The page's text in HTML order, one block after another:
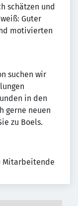
schätzen und
Guter
motivierten
suchen wir
in den
gerne neuen
zu Boels.
Mitarbeitende